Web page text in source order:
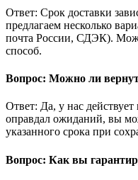
Ответ: Срок доставки
предлагаем несколько
почта России, СДЭК).
способ.
Вопрос: Можно ли
Ответ: Да, у нас
оправдал ожиданий, вы
указанного срока при
Вопрос: Как вы